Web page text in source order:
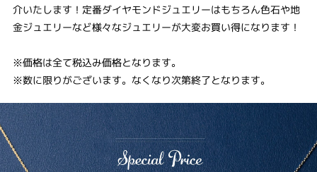
介いたします！定番ダイヤモンドジュエリーはもちろん色石や地
金ジュエリーなど様々なジュエリーが大変お買い得になります！
※価格は全て税込み価格となります。
※数に限りがございます。なくなり次第終了となります。